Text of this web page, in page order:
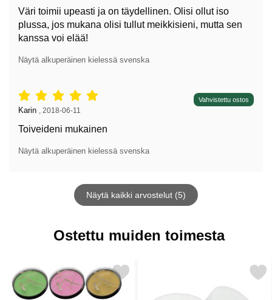
Väri toimii upeasti ja on täydellinen. Olisi ollut iso
plussa, jos mukana olisi tullut meikkisieni, mutta sen
kanssa voi elää!
Näytä alkuperäinen kielessä svenska
Arvostelu: 5 tähdet / 5, Vahvistettu ostos
Arvostelun kirjoittaja:
Karin 2018-06-11
Toiveideni mukainen
Näytä alkuperäinen kielessä svenska
Näytä kaikki arvostelut (5)
Ostettu muiden toimesta
smiffys Kasvo- ja Vartalomaali FX Musta suosikiksi
Merkitse